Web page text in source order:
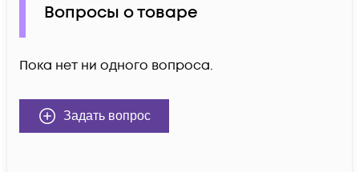
Вопросы о товаре
Пока нет ни одного вопроса.
Задать вопрос